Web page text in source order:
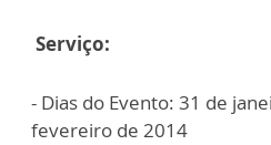
Serviço:
- Dias do Evento: 31 de
fevereiro de 2014